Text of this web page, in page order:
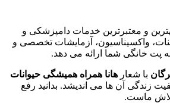
و معتبرترین خدمات دامپزشکی و
واکسیناسیون، آزمایشات تخصصی و
پت خانگی شما ارائه می دهد.
با شعار هانا همراه همیشگی حیوانات
زندگی آن ها می اندیشد. بدانید رفع
ماست.